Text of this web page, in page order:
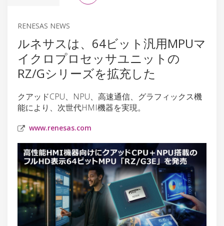
RENESAS NEWS
ルネサスは、64ビット汎用MPUマ
イクロプロセッサユニットの
RZ/Gシリーズを拡充した
クアッドCPU、NPU、高速通信、グラフィックス機
能により、次世代HMI機器を実現。
www.renesas.com